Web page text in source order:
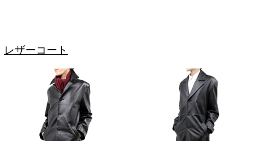
レザーコート